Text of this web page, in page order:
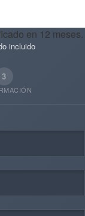
en 12 meses.
incluido
3